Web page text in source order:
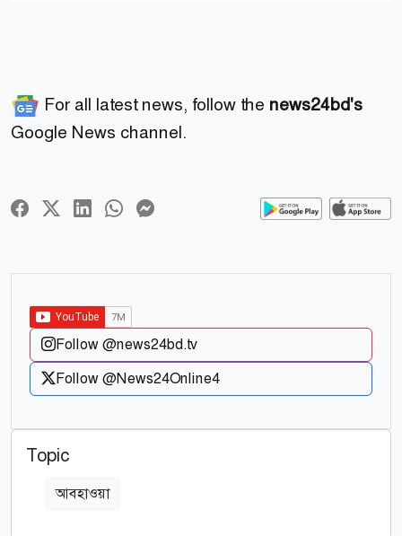
For all latest news, follow the news24bd's
Google News channel.
Follow @news24bd.tv
Follow @News24Online4
Topic
আবহাওয়া